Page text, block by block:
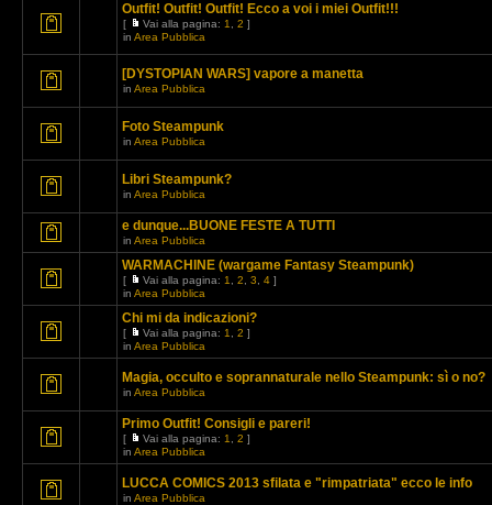
Outfit! Outfit! Outfit! Ecco a voi i miei Outfit!!!
[ Vai alla pagina: 1 2 ]
in Area Pubblica
[DYSTOPIAN WARS] vapore a manetta
in Area Pubblica
Foto Steampunk
in Area Pubblica
Libri Steampunk?
in Area Pubblica
e dunque...BUONE FESTE A TUTTI
in Area Pubblica
WARMACHINE (wargame Fantasy Steampunk)
[ Vai alla pagina: 1 2 3 4 ]
in Area Pubblica
Chi mi da indicazioni?
[ Vai alla pagina: 1 2 ]
in Area Pubblica
Magia, occulto e soprannaturale nello Steampunk: sì o no?
in Area Pubblica
Primo Outfit! Consigli e pareri!
[ Vai alla pagina: 1 2 ]
in Area Pubblica
LUCCA COMICS 2013 sfilata e "rimpatriata" ecco le info
in Area Pubblica